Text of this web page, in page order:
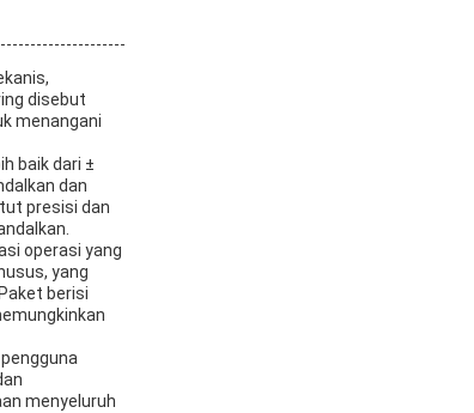
disebut
menangani
baik dari ±
dan
presisi dan
operasi yang
yang
berisi
menyeluruh